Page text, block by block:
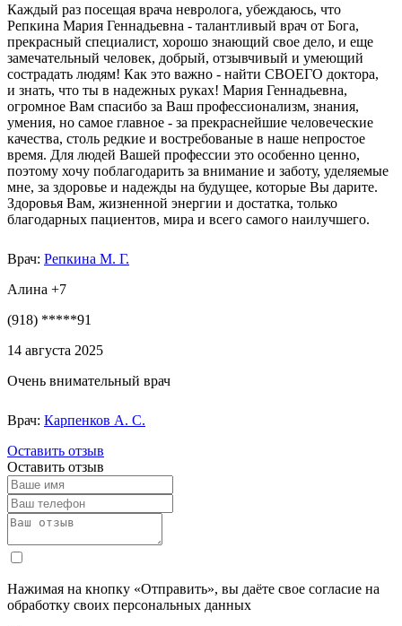
Каждый раз посещая врача невролога, убеждаюсь, что
Репкина Мария Геннадьевна - талантливый врач от Бога,
прекрасный специалист, хорошо знающий свое дело, и еще
замечательный человек, добрый, отзывчивый и умеющий
сострадать людям! Как это важно - найти СВОЕГО доктора,
и знать, что ты в надежных руках! Мария Геннадьевна,
огромное Вам спасибо за Ваш профессионализм, знания,
умения, но самое главное - за прекраснейшие человеческие
качества, столь редкие и востребованые в наше непростое
время. Для людей Вашей профессии это особенно ценно,
поэтому хочу поблагодарить за внимание и заботу, уделяемые
мне, за здоровье и надежды на будущее, которые Вы дарите.
Здоровья Вам, жизненной энергии и достатка, только
благодарных пациентов, мира и всего самого наилучшего.
Врач: Репкина М. Г.
Алина +7
(918) *****91
14 августа 2025
Очень внимательный врач
Врач: Карпенков А. С.
Оставить отзыв
Оставить отзыв
Нажимая на кнопку «Отправить», вы даёте свое согласие на
обработку своих персональных данных